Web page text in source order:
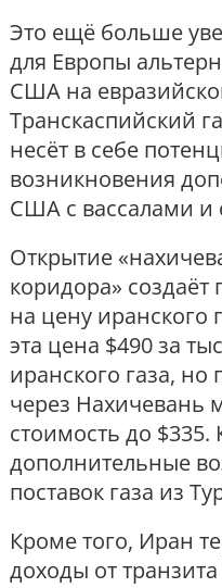
Это ещё больше
для Европы
США на
Транскаспийский
несёт в себе
возникновения
США с вассалами
Открытие
коридора»
на цену иранского
эта цена $490 за
иранского газа, но
через Нахичевань
стоимость до $335.
дополнительные
поставок газа из
Кроме того, Иран
доходы от